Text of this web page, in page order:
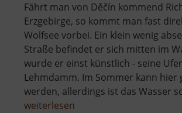
Fährt man von Děčín kommend
Erzgebirge, so kommt man fast
Wolfsee vorbei. Ein klein wenig
Straße befindet er sich mitten im
wurde er einst künstlich - seine
Lehmdamm. Im Sommer kann hier
werden, allerdings ist das Wasser
weiterlesen